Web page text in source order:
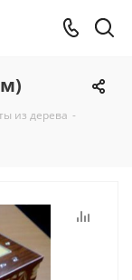
из дерева -